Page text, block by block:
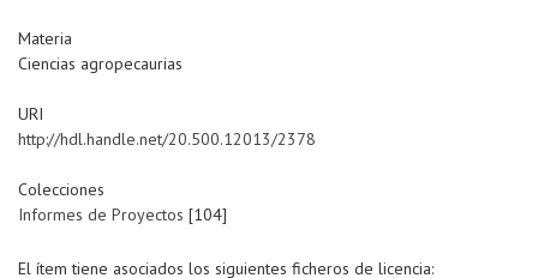
Materia
Ciencias agropecaurias
URI
http://hdl.handle.net/20.500.12013/2378
Colecciones
Informes de Proyectos [104]
El ítem tiene asociados los siguientes ficheros de licencia: